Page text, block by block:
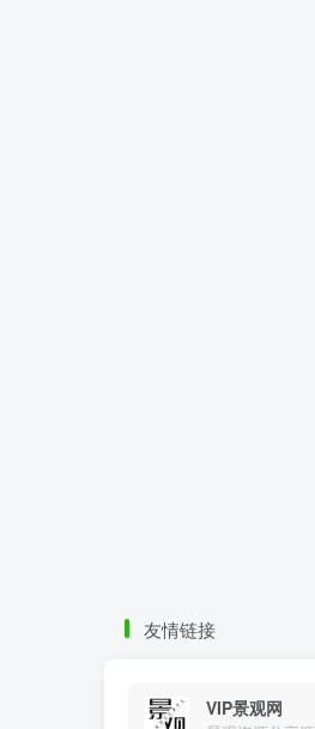
友情链接
VIP景观网